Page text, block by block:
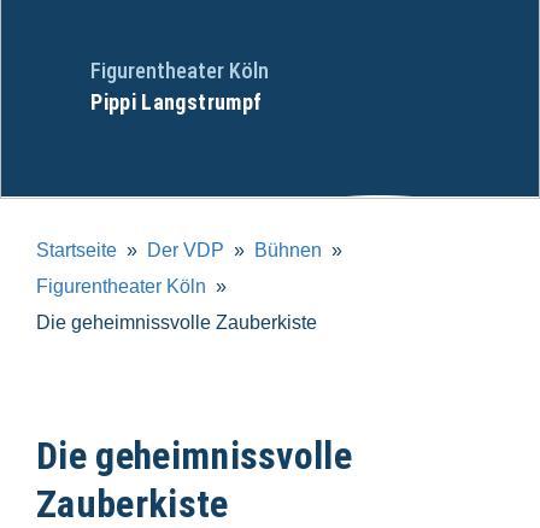
Figurentheater Köln
Pippi Langstrumpf
Startseite Der VDP
Bühnen
Figurentheater Köln
Die geheimnissvolle Zauberkiste
Die geheimnissvolle
Zauberkiste